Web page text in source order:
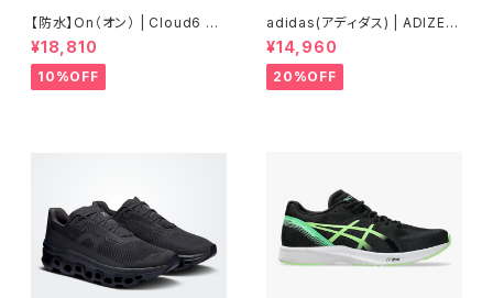
【防水】On（オン） | Cloud6 W
P | Black/Black | Men
¥18,810
10%OFF
adidas(アディダス) | ADIZER
OBOSTON13 | Core White
/ Silver Metallic / Bliss Pin
k | Women
¥14,960
20%OFF